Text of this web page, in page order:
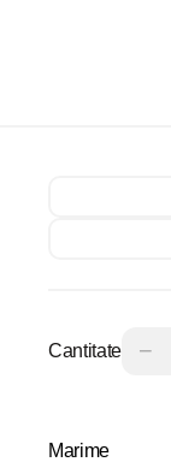
Cantitate −
Marime